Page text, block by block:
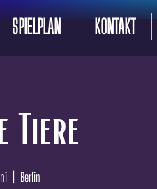
SPIELPLAN KONTAKT
Tiere
Berlin